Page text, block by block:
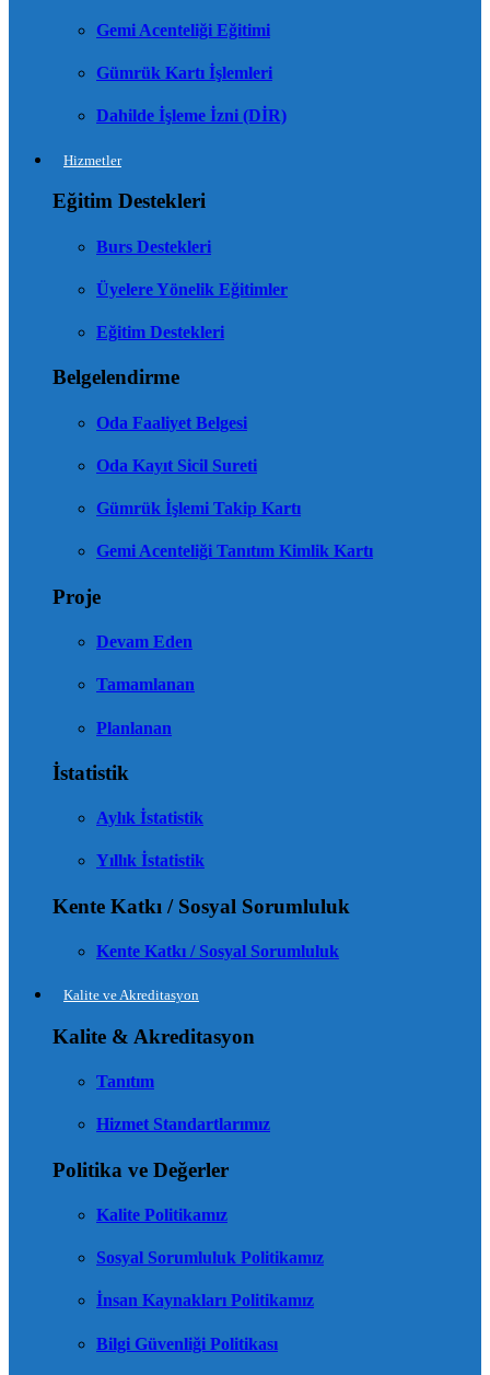
Gemi Acenteliği Eğitimi
Gümrük Kartı İşlemleri
Dahilde İşleme İzni (DİR)
Hizmetler
Eğitim Destekleri
Burs Destekleri
Üyelere Yönelik Eğitimler
Eğitim Destekleri
Belgelendirme
Oda Faaliyet Belgesi
Oda Kayıt Sicil Sureti
Gümrük İşlemi Takip Kartı
Gemi Acenteliği Tanıtım Kimlik Kartı
Proje
Devam Eden
Tamamlanan
Planlanan
İstatistik
Aylık İstatistik
Yıllık İstatistik
Kente Katkı / Sosyal Sorumluluk
Kente Katkı / Sosyal Sorumluluk
Kalite ve Akreditasyon
Kalite & Akreditasyon
Tanıtım
Hizmet Standartlarımız
Politika ve Değerler
Kalite Politikamız
Sosyal Sorumluluk Politikamız
İnsan Kaynakları Politikamız
Bilgi Güvenliği Politikası